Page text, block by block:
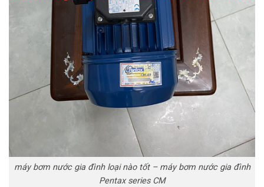
máy bơm nước gia đình loại nào tốt – máy bơm nước gia đình
Pentax series CM